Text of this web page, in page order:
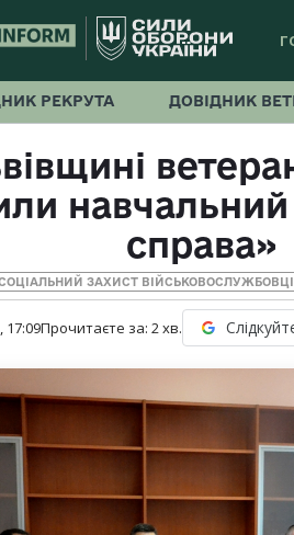
РЕКРУТА ДОВІДНИК
справа»
ЗАХИСТ
17:09Прочитаєте за: 2хв.